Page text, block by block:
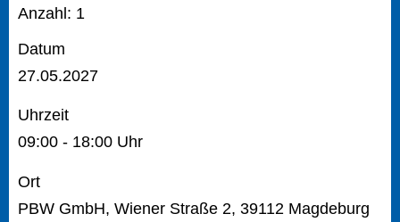
Anzahl: 1
Datum
27.05.2027
Uhrzeit
09:00 - 18:00 Uhr
Ort
PBW GmbH, Wiener Straße 2, 39112 Magdeburg